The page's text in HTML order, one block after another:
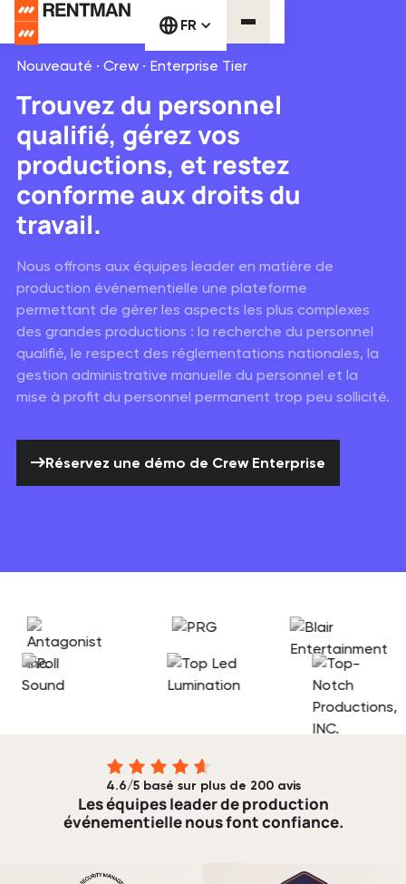
FR
Nouveauté · Crew · Enterprise Tier
Trouvez du personnel
qualifié, gérez vos
productions, et restez
conforme aux droits du
travail.
Nous offrons aux équipes leader en matière de
production événementielle une plateforme
permettant de gérer les aspects les plus complexes
des grandes productions : la recherche du personnel
qualifié, le respect des réglementations nationales, la
gestion administrative manuelle du personnel et la
mise à profit du personnel permanent trop peu sollicité.
Réservez une démo de Crew Enterprise
4.6/5 basé sur plus de 200 avis
Les équipes leader de production
événementielle nous font confiance.